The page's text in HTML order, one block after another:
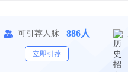
可引荐人脉 886人
立即引荐